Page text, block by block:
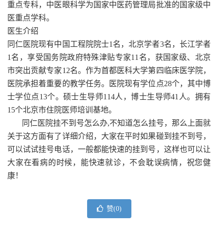
重点专科，中医眼科学为国家中医药管理局批准的国家级中
医重点学科。
医生介绍
同仁医院现有中国工程院院士1名，北京学者3名，长江学者
1名，享受国务院政府特殊津贴专家11名，获国家级、北京
市突出贡献专家12名。作为首都医科大学第四临床医学院，
医院承担着重要的教学任务。医院现有学位点28个，其中博
士学位点13个。硕士生导师114人，博士生导师41人。拥有
15个北京市住院医师培训基地。
同仁医院挂不到号怎么办,不知道怎么挂号，那么上面就
关于这方面有了详细介绍，大家在平时如果碰到挂不到号，
可以试试挂号电话，一般都能快速的挂到号，这样也可以让
大家在看病的时候，能快速就诊，不会耽误病情，祝您健
康！
赞(0)